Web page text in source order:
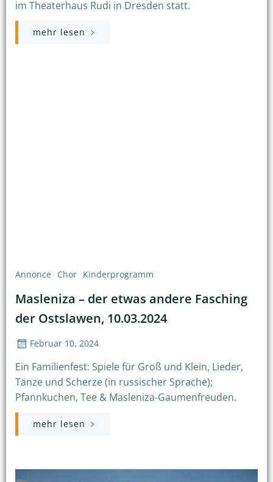
im Theaterhaus Rudi in Dresden statt.
mehr lesen
Annonce Chor Kinderprogramm
Masleniza – der etwas andere Fasching
der Ostslawen, 10.03.2024
Februar 10, 2024
Ein Familienfest: Spiele für Groß und Klein, Lieder,
Tänze und Scherze (in russischer Sprache);
Pfannkuchen, Tee & Masleniza-Gaumenfreuden.
mehr lesen